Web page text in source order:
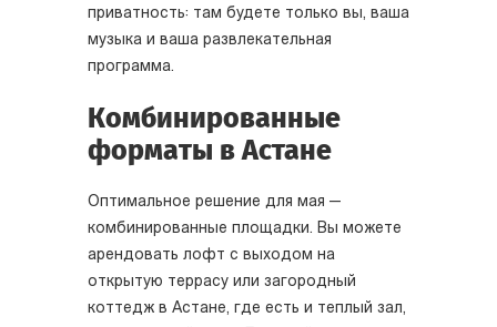
приватность: там будете только вы, ваша
музыка и ваша развлекательная
программа.
Комбинированные
форматы в Астане
Оптимальное решение для мая —
комбинированные площадки. Вы можете
арендовать лофт с выходом на
открытую террасу или загородный
коттедж в Астане, где есть и теплый зал,